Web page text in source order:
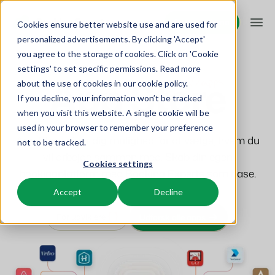
Cookies ensure better website use and are used for
personalized advertisements. By clicking 'Accept'
you agree to the storage of cookies. Click on 'Cookie
settings' to set specific permissions. Read more
about the use of cookies in our cookie policy.
If you decline, your information won’t be tracked
when you visit this website. A single cookie will be
used in your browser to remember your preference
not to be tracked.
Cookies settings
Accept Decline
Request demo
Request demo
Platform
BEX PMS
Reservationssystem
Administrer alle dine backoffice-operationer.
Vis din beholdning på en blanding af kanaler.
Øg antallet af direkte bookinger via din hjemmeside.
App Store
Integrer med dine yndlingsapps og -værktøjer.
Løsninger
Booking Experts til:
Villaer, bungalows, hytter og træhuse.
Hotelværelser, lejligheder og gæstehuse.
Feriesteder
Ski-, spa-, dykker- og golfresorts.
Resources
Viden
BEX Educate | Pro
Bliv ved med at lære, bliv ved med at lede inden for
fritidsaktiviteter.
BEX Educate | NextGen
Priser
Overview
For Campings
Make the Switch
App Store
App Store giver dig mulighed for at vælge, hvem du
bookingplatform med Booking Experts som base.